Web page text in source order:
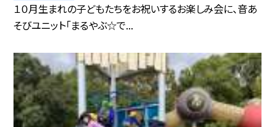
１０月生まれの子どもたちをお祝いするお楽しみ会に、音あ
そびユニット「まるやぶ☆で...